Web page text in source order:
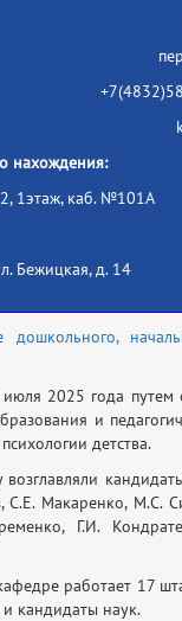
нахождения:
1этаж, каб. №101А
Бежицкая, д. 14
2025 года
и
детства.
С.Е. Макаренко, М.С.
Г.И.
работает 17
кандидаты наук.